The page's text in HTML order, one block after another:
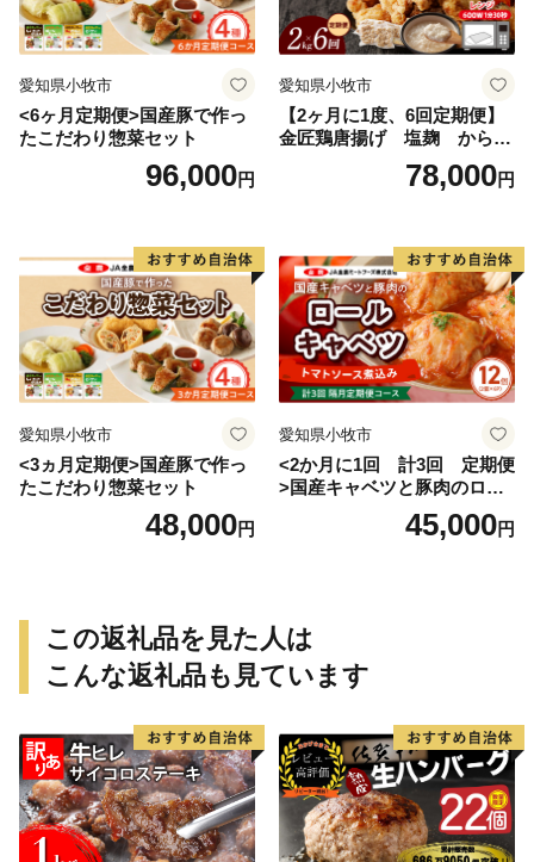
愛知県小牧市
<6ヶ月定期便>国産豚で作っ
たこだわり惣菜セット
96,000円
愛知県小牧市
【2ヶ月に1度、6回定期便】
金匠鶏唐揚げ 塩麹 からあ
78,000円
愛知県小牧市
<3ヵ月定期便>国産豚で作っ
たこだわり惣菜セット
48,000円
愛知県小牧市
<2か月に1回 計3回 定期便
>国産キャベツと豚肉のロー
ルキャベツ（6P入り）
45,000円
この返礼品を見た人は
こんな返礼品も見ています